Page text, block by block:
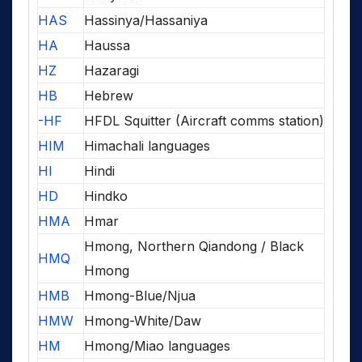
HAS
Hassinya/Hassaniya
HA
Haussa
HZ
Hazaragi
HB
Hebrew
-HF
HFDL Squitter (Aircraft comms station)
HIM
Himachali languages
HI
Hindi
HD
Hindko
HMA
Hmar
HMQ
Hmong, Northern Qiandong / Black
Hmong
HMB
Hmong-Blue/Njua
HMW
Hmong-White/Daw
HM
Hmong/Miao languages